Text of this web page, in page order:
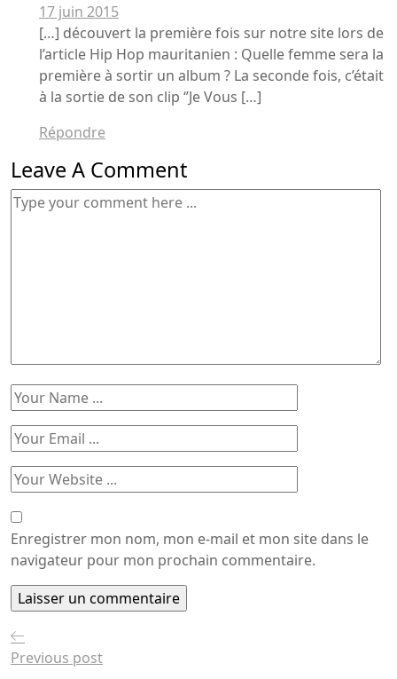
17 juin 2015
[…] découvert la première fois sur notre site lors de
l’article Hip Hop mauritanien : Quelle femme sera la
première à sortir un album ? La seconde fois, c’était
à la sortie de son clip ‘’Je Vous […]
Répondre
Leave A Comment
Enregistrer mon nom, mon e-mail et mon site dans le
navigateur pour mon prochain commentaire.
Previous post